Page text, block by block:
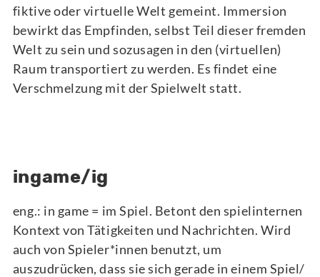
fiktive oder virtuelle Welt gemeint. Immersion
bewirkt das Empfinden, selbst Teil dieser fremden
Welt zu sein und sozusagen in den (virtuellen)
Raum transportiert zu werden. Es findet eine
Verschmelzung mit der Spielwelt statt.
ingame/ig
eng.: in game = im Spiel. Betont den spielinternen
Kontext von Tätigkeiten und Nachrichten. Wird
auch von Spieler*innen benutzt, um
auszudrücken, dass sie sich gerade in einem Spiel/